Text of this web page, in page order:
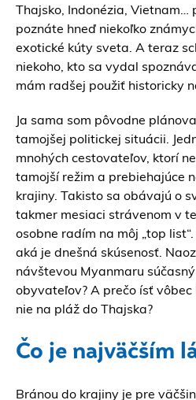
Thajsko, Indonézia, Vietnam…
poznáte hneď niekoľko
exotické kúty sveta. A teraz
niekoho, kto sa vydal
mám radšej použiť historicky
Ja sama som pôvodne
tamojšej politickej situácii.
mnohých cestovateľov, ktorí
tamojší režim a prebiehajúce
krajiny. Takisto sa obávajú o
takmer mesiaci strávenom v
osobne radím na môj „top
aká je dnešná skúsenosť.
návštevou Myanmaru
obyvateľov? A prečo ísť
nie na pláž do Thajska?
Čo je najväčším
Bránou do krajiny je pre